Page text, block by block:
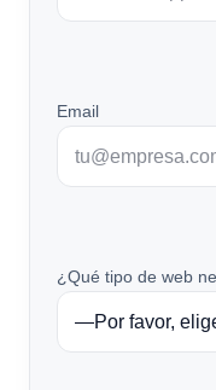
Email
¿Qué tipo de web